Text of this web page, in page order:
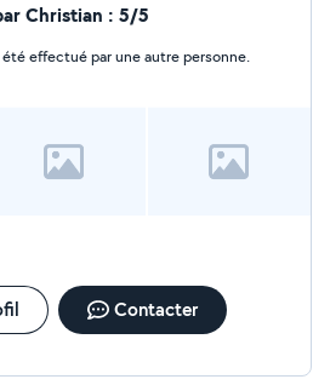
Christian : 5/5
été effectué par une autre personne.
Contacter